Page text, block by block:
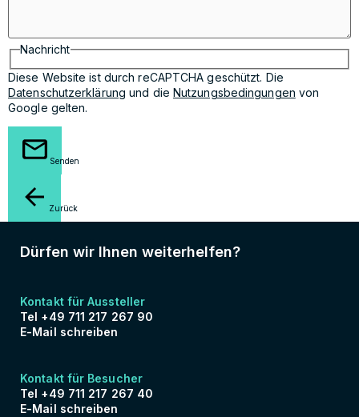
Nachricht
Diese Website ist durch reCAPTCHA geschützt. Die
Datenschutzerklärung und die Nutzungsbedingungen von
Google gelten.
Senden
Zurück
Dürfen wir Ihnen weiterhelfen?
Kontakt für Aussteller
Tel +49 711 217 267 90
E-Mail schreiben
Kontakt für Besucher
Tel +49 711 217 267 40
E-Mail schreiben